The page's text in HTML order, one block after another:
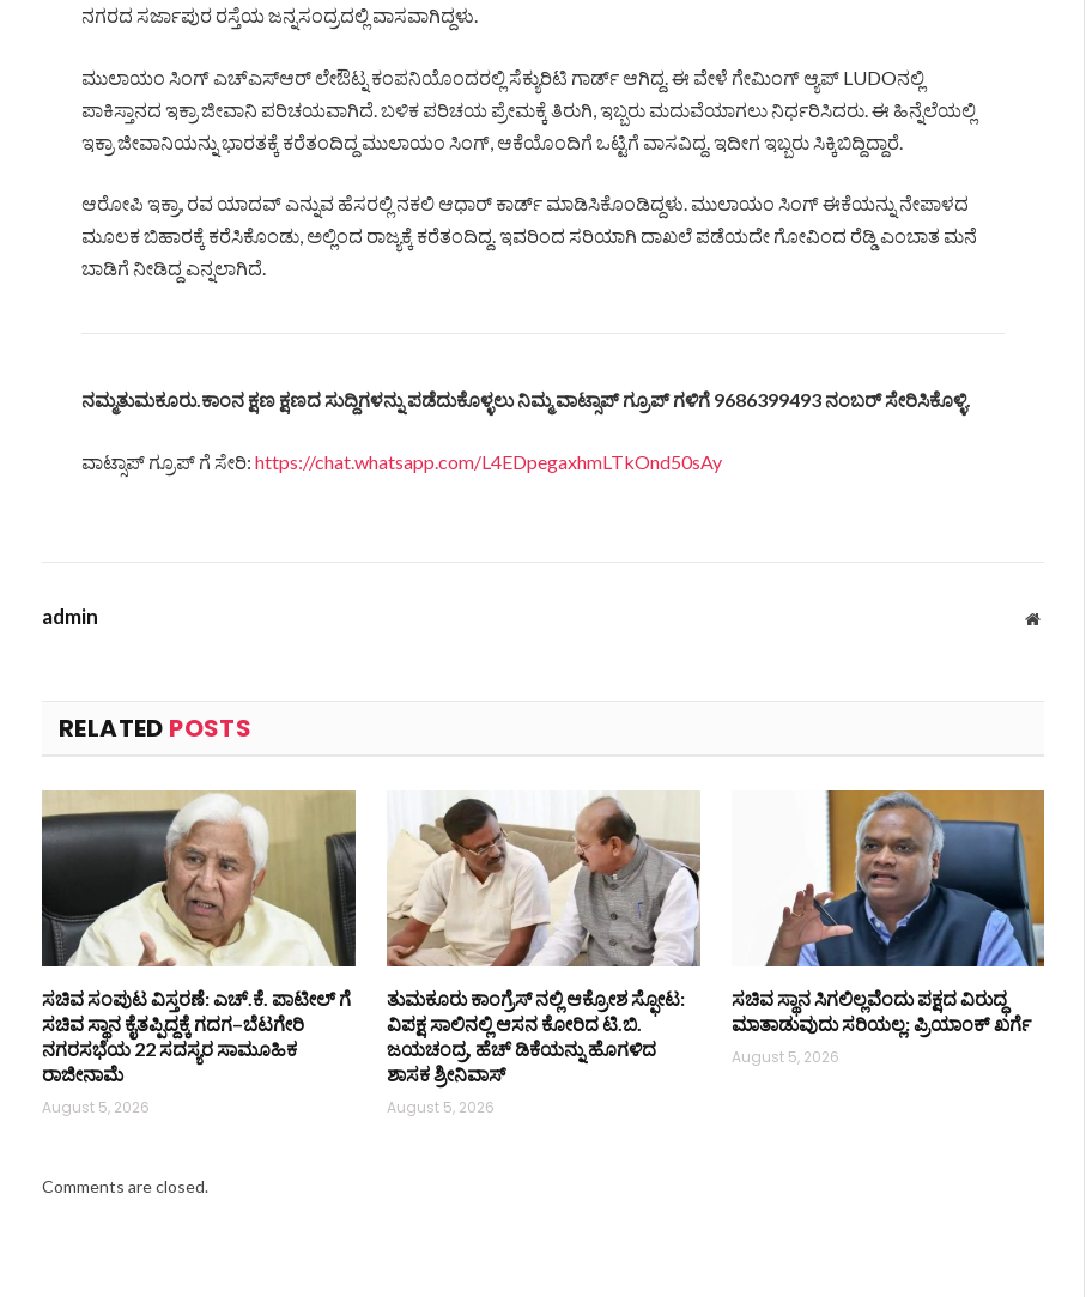
ನಗರದ ಸರ್ಜಾಪುರ ರಸ್ತೆಯ ಜನ್ನಸಂದ್ರದಲ್ಲಿ ವಾಸವಾಗಿದ್ದಳು.
ಮುಲಾಯಂ ಸಿಂಗ್ ಎಚ್ಎಸ್ಆರ್ ಲೇಔಟ್ನ ಕಂಪನಿಯೊಂದರಲ್ಲಿ ಸೆಕ್ಯುರಿಟಿ ಗಾರ್ಡ್ ಆಗಿದ್ದ. ಈ ವೇಳೆ ಗೇಮಿಂಗ್ ಆ್ಯಪ್ LUDOನಲ್ಲಿ
ಪಾಕಿಸ್ತಾನದ ಇಕ್ರಾ ಜೀವಾನಿ ಪರಿಚಯವಾಗಿದೆ. ಬಳಿಕ ಪರಿಚಯ ಪ್ರೇಮಕ್ಕೆ ತಿರುಗಿ, ಇಬ್ಬರು ಮದುವೆಯಾಗಲು ನಿರ್ಧರಿಸಿದರು. ಈ ಹಿನ್ನೆಲೆಯಲ್ಲಿ
ಇಕ್ರಾ ಜೀವಾನಿಯನ್ನು ಭಾರತಕ್ಕೆ ಕರೆತಂದಿದ್ದ ಮುಲಾಯಂ ಸಿಂಗ್, ಆಕೆಯೊಂದಿಗೆ ಒಟ್ಟಿಗೆ ವಾಸವಿದ್ದ. ಇದೀಗ ಇಬ್ಬರು ಸಿಕ್ಕಿಬಿದ್ದಿದ್ದಾರೆ.
ಆರೋಪಿ ಇಕ್ರಾ, ರವ ಯಾದವ್ ಎನ್ನುವ ಹೆಸರಲ್ಲಿ ನಕಲಿ ಆಧಾರ್ ಕಾರ್ಡ್ ಮಾಡಿಸಿಕೊಂಡಿದ್ದಳು. ಮುಲಾಯಂ ಸಿಂಗ್ ಈಕೆಯನ್ನು ನೇಪಾಳದ
ಮೂಲಕ ಬಿಹಾರಕ್ಕೆ ಕರೆಸಿಕೊಂಡು, ಅಲ್ಲಿಂದ ರಾಜ್ಯಕ್ಕೆ ಕರೆತಂದಿದ್ದ. ಇವರಿಂದ ಸರಿಯಾಗಿ ದಾಖಲೆ ಪಡೆಯದೇ ಗೋವಿಂದ ರೆಡ್ಡಿ ಎಂಬಾತ ಮನೆ
ಬಾಡಿಗೆ ನೀಡಿದ್ದ ಎನ್ನಲಾಗಿದೆ.
ನಮ್ಮತುಮಕೂರು.ಕಾಂನ ಕ್ಷಣ ಕ್ಷಣದ ಸುದ್ದಿಗಳನ್ನು ಪಡೆದುಕೊಳ್ಳಲು ನಿಮ್ಮ ವಾಟ್ಸಾಪ್ ಗ್ರೂಪ್ ಗಳಿಗೆ 9686399493 ನಂಬರ್ ಸೇರಿಸಿಕೊಳ್ಳಿ.
ವಾಟ್ಸಾಪ್ ಗ್ರೂಪ್ ಗೆ ಸೇರಿ: https://chat.whatsapp.com/L4EDpegaxhmLTkOnd50sAy
admin Website
RELATED POSTS
ಸಚಿವ ಸಂಪುಟ ವಿಸ್ತರಣೆ: ಎಚ್.ಕೆ. ಪಾಟೀಲ್ ಗೆ
ಸಚಿವ ಸ್ಥಾನ ಕೈತಪ್ಪಿದ್ದಕ್ಕೆ ಗದಗ–ಬೆಟಗೇರಿ
ನಗರಸಭೆಯ 22 ಸದಸ್ಯರ ಸಾಮೂಹಿಕ
ರಾಜೀನಾಮೆ
August 5, 2026
ತುಮಕೂರು ಕಾಂಗ್ರೆಸ್ ನಲ್ಲಿ ಆಕ್ರೋಶ ಸ್ಫೋಟ:
ವಿಪಕ್ಷ ಸಾಲಿನಲ್ಲಿ ಆಸನ ಕೋರಿದ ಟಿ.ಬಿ.
ಜಯಚಂದ್ರ, ಹೆಚ್ ಡಿಕೆಯನ್ನು ಹೊಗಳಿದ
ಶಾಸಕ ಶ್ರೀನಿವಾಸ್
August 5, 2026
ಸಚಿವ ಸ್ಥಾನ ಸಿಗಲಿಲ್ಲವೆಂದು ಪಕ್ಷದ ವಿರುದ್ಧ
ಮಾತಾಡುವುದು ಸರಿಯಲ್ಲ: ಪ್ರಿಯಾಂಕ್ ಖರ್ಗೆ
August 5, 2026
Comments are closed.